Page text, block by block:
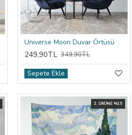
Universe Moon Duvar Örtüsü
249,90TL 349,90TL
Sepete Ekle
2. ÜRÜNE %15